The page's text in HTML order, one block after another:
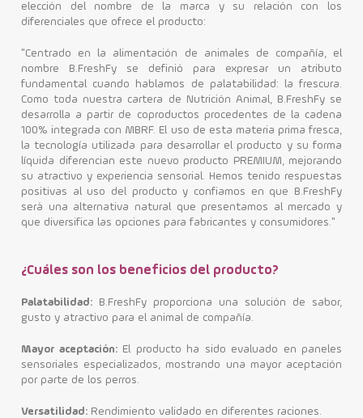
elección del nombre de la marca y su relación con los
diferenciales que ofrece el producto:
"Centrado en la alimentación de animales de compañía, el
nombre B.FreshFy se definió para expresar un atributo
fundamental cuando hablamos de palatabilidad: la frescura.
Como toda nuestra cartera de Nutrición Animal, B.FreshFy se
desarrolla a partir de coproductos procedentes de la cadena
100% integrada con MBRF. El uso de esta materia prima fresca,
la tecnología utilizada para desarrollar el producto y su forma
líquida diferencian este nuevo producto PREMIUM, mejorando
su atractivo y experiencia sensorial. Hemos tenido respuestas
positivas al uso del producto y confiamos en que B.FreshFy
será una alternativa natural que presentamos al mercado y
que diversifica las opciones para fabricantes y consumidores."
¿Cuáles son los beneficios del producto?
Palatabilidad: B.FreshFy proporciona una solución de sabor,
gusto y atractivo para el animal de compañía.
Mayor aceptación:El producto ha sido evaluado en paneles
sensoriales especializados, mostrando una mayor aceptación
por parte de los perros.
Versatilidad: Rendimiento validado en diferentes raciones.